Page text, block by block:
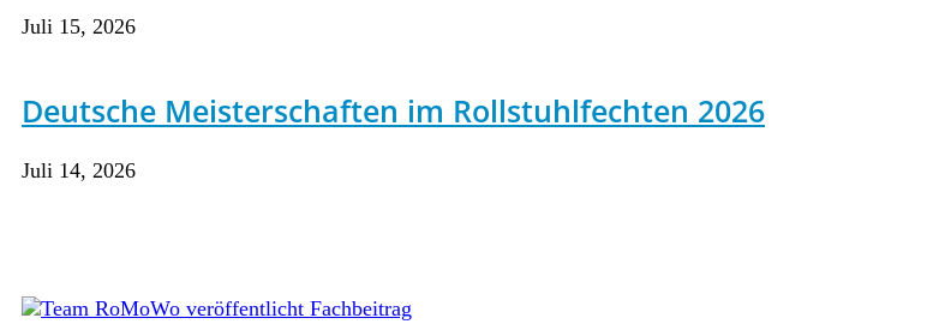
Juli 15, 2026
Deutsche Meisterschaften im Rollstuhlfechten 2026
Juli 14, 2026